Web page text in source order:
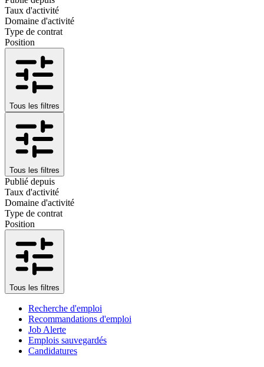
Taux d'activité
Domaine d'activité
Type de contrat
Position
Tous les filtres
Tous les filtres
Publié depuis
Taux d'activité
Domaine d'activité
Type de contrat
Position
Tous les filtres
Recherche d'emploi
Recommandations d'emploi
Job Alerte
Emplois sauvegardés
Candidatures